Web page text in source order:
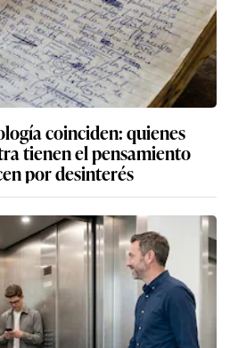
coinciden: quienes
tienen el pensamiento
por desinterés